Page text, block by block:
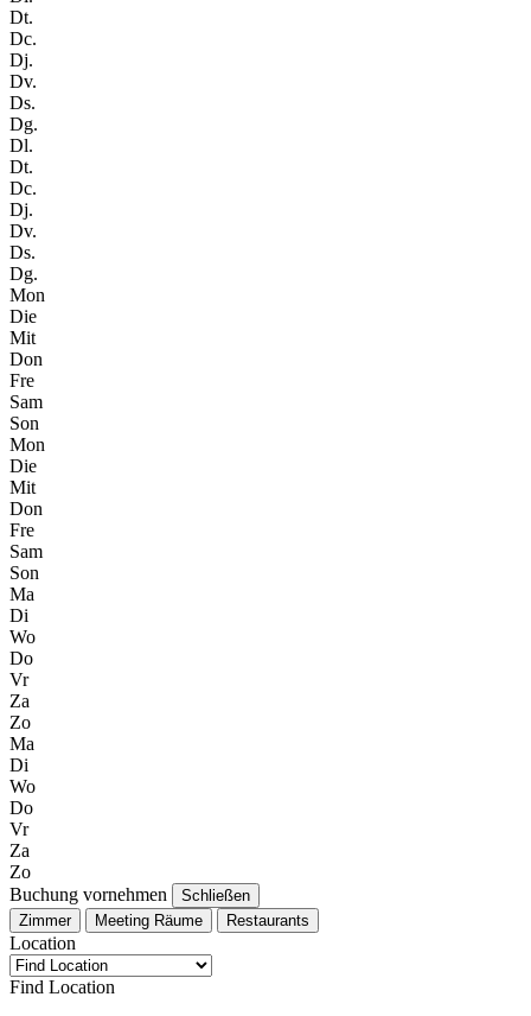
Dt.
Dc.
Dj.
Dv.
Ds.
Dg.
Dl.
Dt.
Dc.
Dj.
Dv.
Ds.
Dg.
Mon
Die
Mit
Don
Fre
Sam
Son
Mon
Die
Mit
Don
Fre
Sam
Son
Ma
Di
Wo
Do
Vr
Za
Zo
Ma
Di
Wo
Do
Vr
Za
Zo
Buchung vornehmen
Schließen
Zimmer
Meeting Räume Restaurants
Location
Find Location